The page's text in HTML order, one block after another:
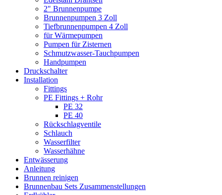
2" Brunnenpumpe
Brunnenpumpen 3 Zoll
Tiefbrunnenpumpen 4 Zoll
für Wärmepumpen
Pumpen für Zisternen
Schmutzwasser-Tauchpumpen
Handpumpen
Druckschalter
Installation
Fittings
PE Fittings + Rohr
PE 32
PE 40
Rückschlagventile
Schlauch
Wasserfilter
Wasserhähne
Entwässerung
Anleitung
Brunnen reinigen
Brunnenbau Sets Zusammenstellungen